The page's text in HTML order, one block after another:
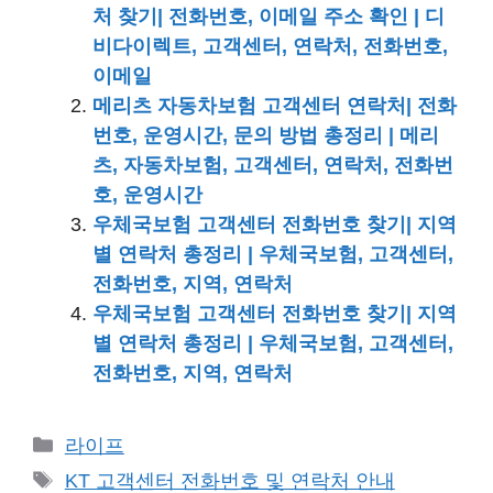
처 찾기| 전화번호, 이메일 주소 확인 | 디
비다이렉트, 고객센터, 연락처, 전화번호,
이메일
메리츠 자동차보험 고객센터 연락처| 전화
번호, 운영시간, 문의 방법 총정리 | 메리
츠, 자동차보험, 고객센터, 연락처, 전화번
호, 운영시간
우체국보험 고객센터 전화번호 찾기| 지역
별 연락처 총정리 | 우체국보험, 고객센터,
전화번호, 지역, 연락처
우체국보험 고객센터 전화번호 찾기| 지역
별 연락처 총정리 | 우체국보험, 고객센터,
전화번호, 지역, 연락처
카
테
라이프
태
KT 고객센터 전화번호 및 연락처 안내